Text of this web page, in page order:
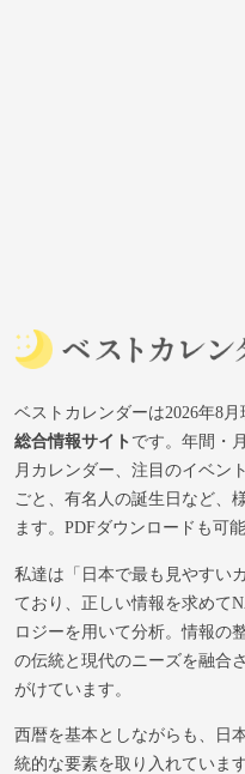
ベストカレンダーは2026年8月
総合情報サイトです。年間・
月カレンダー、注目のイベン
ごと、有名人の誕生日など、
ます。PDFダウンロードも可能
私達は「日本で最も見やすい
ており、正しい情報を求めて
ロジーを用いて分析。情報の
の伝統と現代のニーズを融合
がけています。
西暦を基本としながらも、日
統的な要素を取り入れていま